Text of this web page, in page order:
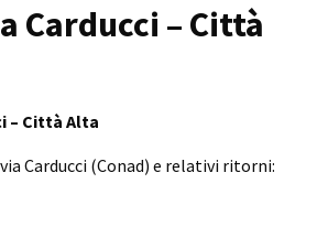
Carducci – Città
– Città Alta
Carducci (Conad) e relativi ritorni: